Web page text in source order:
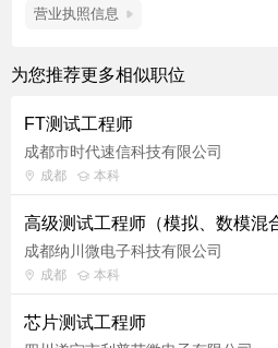
营业执照信息
为您推荐更多相似职位
FT测试工程师
成都市时代速信科技有限公司
成都 本科
成都纳川微电子科技有限公司
成都 本科
芯片测试工程师